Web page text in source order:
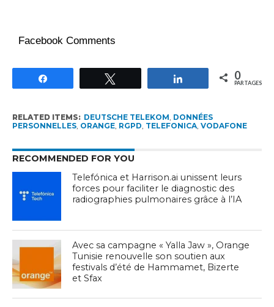
Facebook Comments
Partagez 0
PARTAGES
RELATED ITEMS: DEUTSCHE TELEKOM, DONNÉES
PERSONNELLES, ORANGE, RGPD, TELEFONICA, VODAFONE
RECOMMENDED FOR YOU
Telefónica et Harrison.ai unissent leurs
forces pour faciliter le diagnostic des
radiographies pulmonaires grâce à l’IA
Avec sa campagne « Yalla Jaw », Orange
Tunisie renouvelle son soutien aux
festivals d’été de Hammamet, Bizerte
et Sfax